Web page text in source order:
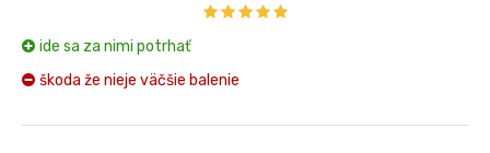
ide sa za nimi potrhať
škoda že nieje väčšie balenie